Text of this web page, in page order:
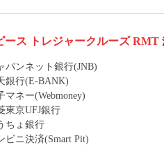
ース トレジャークルーズ RMT
パンネット銀行(JNB)
銀行(E-BANK)
マネー(Webmoney)
東京UFJ銀行
ちょ銀行
ビニ決済(Smart Pit)